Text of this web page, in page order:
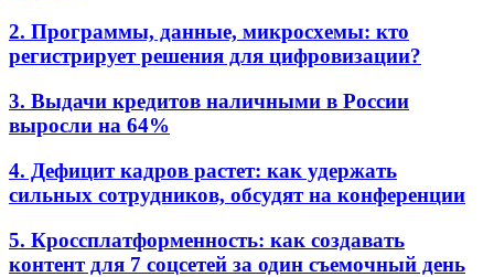
2. Программы, данные, микросхемы: кто
регистрирует решения для цифровизации?
3. Выдачи кредитов наличными в России
выросли на 64%
4. Дефицит кадров растет: как удержать
сильных сотрудников, обсудят на конференции
5. Кроссплатформенность: как создавать
контент для 7 соцсетей за один съемочный день